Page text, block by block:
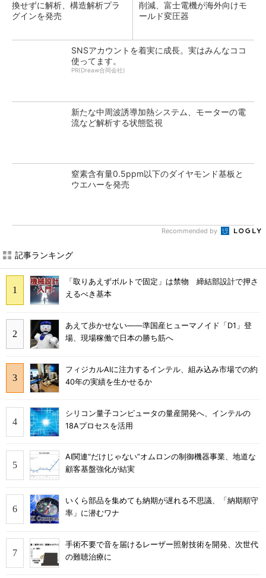
換せずに解析、構造解析プラ
グインを発売
削減、富士電機が海外向けモ
ールド変圧器
SNSアカウントを着実に成長。実はみんなココ
使ってます。
PR(Dreaw合同会社)
新たな中周波誘導加熱システム、モーターの電
流など解析する状態監視
窒素含有量0.5ppm以下のダイヤモンド基板と
ウエハーを発売
Recommended by
記事ランキング
「取りあえずボルトで固定」は禁物 締結部設計で押さ
えるべき基本
あえて歩かせない――準国産ヒューマノイド「D1」登
場、現場稼働で日本の勝ち筋へ
フィジカルAIに注力するインテル、組み込み市場での約
40年の実績を生かせるか
シリコン量子コンピュータの量産開発へ、インテルの
18Aプロセスを活用
AI関連“だけじゃない”オムロンの制御機器事業、地道な
顧客基盤強化が結実
いくら部品を集めても納期が遅れる不思議、「納期順守
率」に潜むワナ
手術不要で音を届けるレーザー照射技術を開発、次世代
の難聴治療に